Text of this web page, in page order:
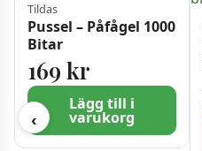
‹
Tildas
Pussel – Påfågel 1000
Bitar
169 kr
Lägg till i
varukorg